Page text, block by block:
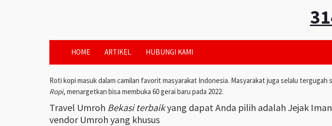
HOME ARTIKEL HUBUNGI KAMI
Roti kopi masuk dalam camilan favorit masyarakat Indonesia. Masyarakat juga selalu
Ropi, menargetkan bisa membuka 60 gerai baru pada 2022.
Travel Umroh Bekasi terbaikyang dapat Anda pilih adalah Jejak
vendor Umroh yang khusus